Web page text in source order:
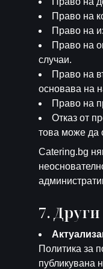
Право на
Право на
Право на
случаи.
Право на
основава на
Право на
Отказ от
това може да
Catering.bg
7. Други
Политика за
публикувана